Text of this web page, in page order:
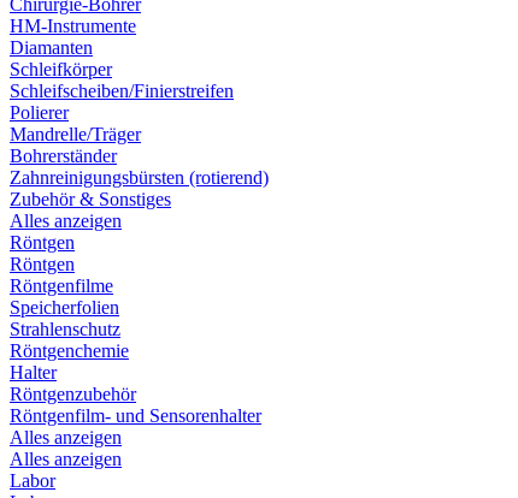
Chirurgie-Bohrer
HM-Instrumente
Diamanten
Schleifkörper
Schleifscheiben/Finierstreifen
Polierer
Mandrelle/Träger
Bohrerständer
Zahnreinigungsbürsten (rotierend)
Zubehör & Sonstiges
Alles anzeigen
Röntgen
Röntgen
Röntgenfilme
Speicherfolien
Strahlenschutz
Röntgenchemie
Halter
Röntgenzubehör
Röntgenfilm- und Sensorenhalter
Alles anzeigen
Alles anzeigen
Labor